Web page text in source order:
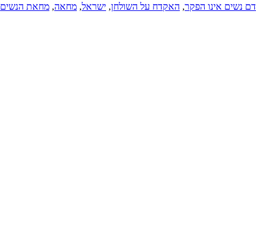
דם נשים אינו הפקר, האקדח על השולחן, ישראל, מחאה, מחאת הנשים